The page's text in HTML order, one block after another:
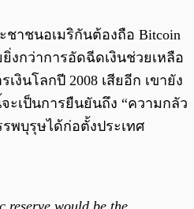
ชาชนอเมริกันต้องถือ Bitcoin
งกว่าการอัดฉีดเงินช่วยเหลือ
เงินโลกปี 2008 เสียอีก เขายัง
ะเป็นการยืนยันถึง “ความกลัว
พบุรุษได้ก่อตั้งประเทศ